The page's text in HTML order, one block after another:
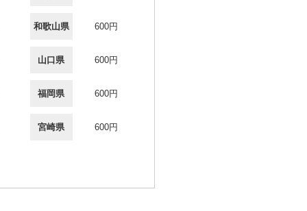
和歌山県 600円
山口県 600円
福岡県 600円
宮崎県 600円